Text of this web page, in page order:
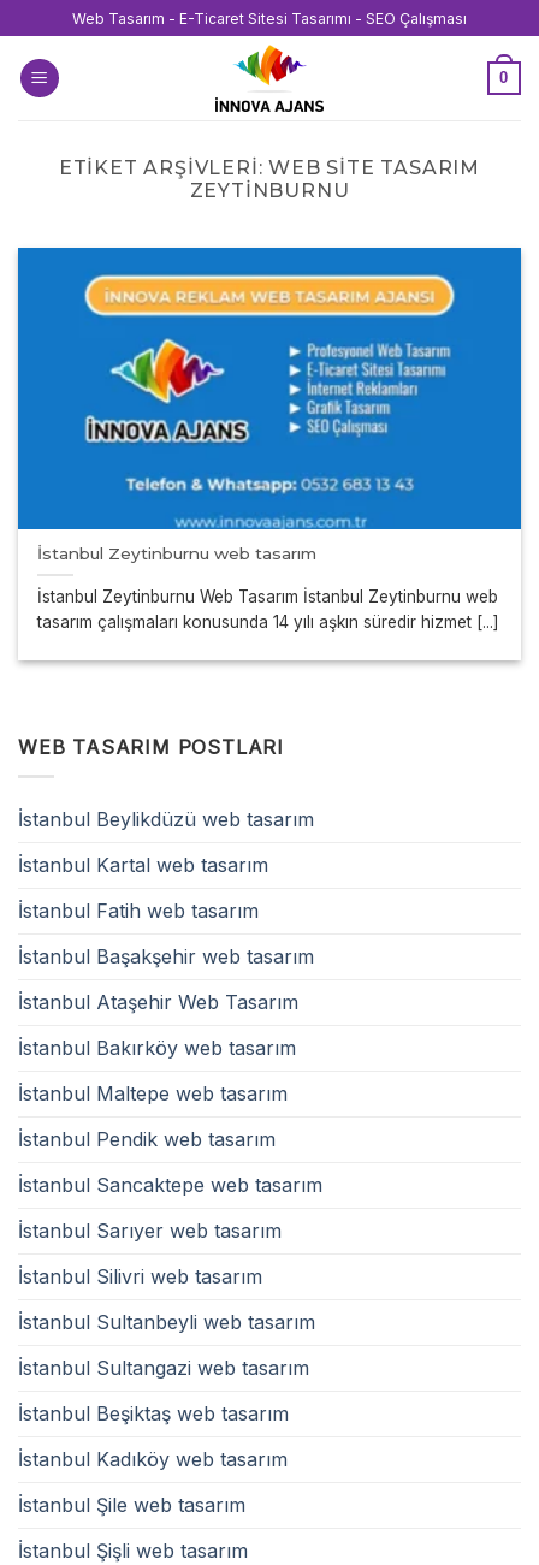
atla
Web Tasarım - E-Ticaret Sitesi Tasarımı - SEO Çalışması
0
ETIKET ARŞIVLERI:WEB SITE TASARIM
ZEYTINBURNU
İstanbul Zeytinburnu web tasarım
İstanbul Zeytinburnu Web Tasarım İstanbul Zeytinburnu web
tasarım çalışmaları konusunda 14 yılı aşkın süredir hizmet [...]
WEB TASARIM POSTLARI
İstanbul Beylikdüzü web tasarım
İstanbul Kartal web tasarım
İstanbul Fatih web tasarım
İstanbul Başakşehir web tasarım
İstanbul Ataşehir Web Tasarım
İstanbul Bakırköy web tasarım
İstanbul Maltepe web tasarım
İstanbul Pendik web tasarım
İstanbul Sancaktepe web tasarım
İstanbul Sarıyer web tasarım
İstanbul Silivri web tasarım
İstanbul Sultanbeyli web tasarım
İstanbul Sultangazi web tasarım
İstanbul Beşiktaş web tasarım
İstanbul Kadıköy web tasarım
İstanbul Şile web tasarım
İstanbul Şişli web tasarım